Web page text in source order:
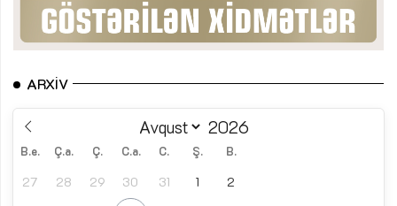
ARXIV
B.e. Ç.a. Ç. C.a. C. Ş. B.
27 28 29 30 31 1 2